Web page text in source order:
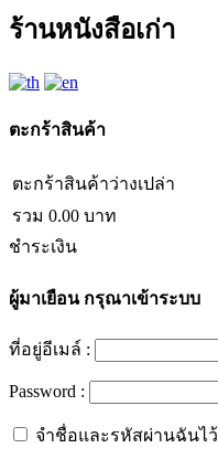
ร้านหนังสือเก่า
ตะกร้าสินค้า
ตะกร้าสินค้าว่างเปล่า
รวม 0.00 บาท
ชำระเงิน
ผู้มาเยือนกรุณาเข้าระบบ
ที่อยู่อีเมล์ :
Password :
จำชื่อและรหัสผ่านฉันไว้